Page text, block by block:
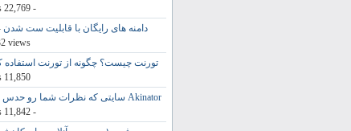
- 22,769 views
دامنه های رایگان با قابلیت ست شدن Dns
views
تورنت چیست؟ چگونه از تورنت استفاده
11,850 views
Akinator سایتی که نظرات شما رو حدس میزنه
- 11,842 views